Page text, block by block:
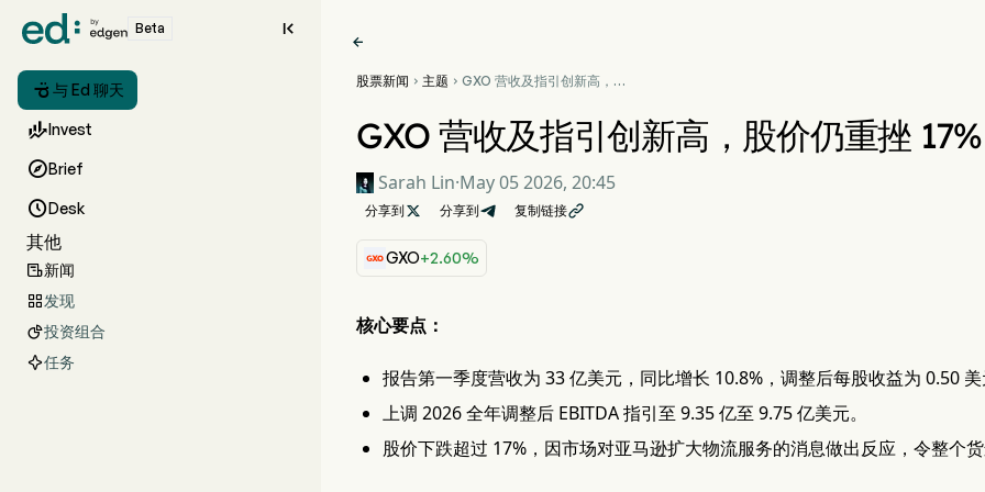
Beta 
 与 Ed 聊天
Invest
Brief
Desk
其他
新闻
发现
投资组合
任务

股票新闻  主题  GXO 营收及指引创新高，股
GXO 营收及指引创新高，股价仍重挫 17%
Sarah Lin·May 05 2026, 20:45
分享到  分享到 复制链接
GXO+2.60%
核心要点：
报告第一季度营收为 33 亿美元，同比增长 10.8%，调整后每股收益为 0.50 美
上调 2026 全年调整后 EBITDA 指引至 9.35 亿至 9.75 亿美元。
股价下跌超过 17%，因市场对亚马逊扩大物流服务的消息做出反应，令整个货